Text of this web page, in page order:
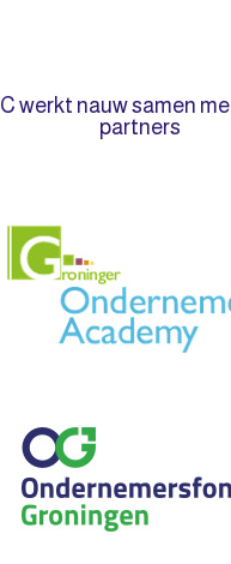
werkt nauw samen
partners